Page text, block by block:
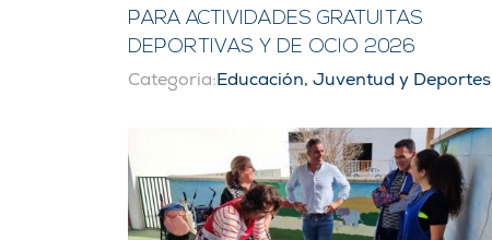
PARA ACTIVIDADES GRATUITAS
DEPORTIVAS Y DE OCIO 2026
Categoria:Educación, Juventud y Deportes